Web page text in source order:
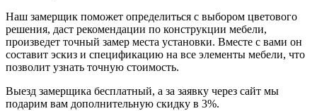
Наш замерщик поможет определиться с выбором цветового
решения, даст рекомендации по конструкции мебели,
произведет точный замер места установки. Вместе с вами он
составит эскиз и спецификацию на все элементы мебели, что
позволит узнать точную стоимость.
Выезд замерщика бесплатный, а за заявку через сайт мы
подарим вам дополнительную скидку в 3%.